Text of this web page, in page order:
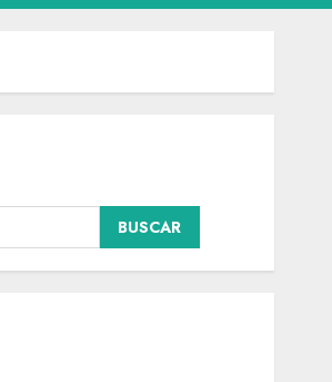
BUSCAR
Fallece Carlos Garfias
Merlos, arzobispo